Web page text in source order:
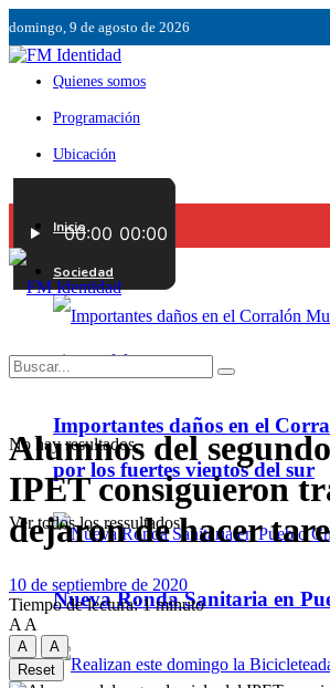
domingo, 9 de agosto de 2026
Quienes somos
Programación
Ubicación
Contáctenos
Inicio
Sociedad
Importantes daños en el
por los fuertes vientos del sur
Nueva Ronda Sanitaria en
No hay resultados.
Ver todos los ressultados
Alumnos del
IPET consiguieron
dejaron de hacer
10 de septiembre de 2020
Tiempo de lectura: 1 minuto
A A
A
A
Reset